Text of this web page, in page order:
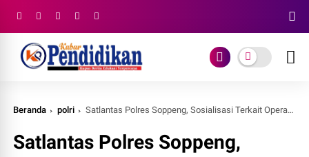
Beranda polri Satlantas Polres Soppeng, Sosialisasi Terkait Operasi Keselamatan 1-14 Maret 2022
Satlantas Polres Soppeng,